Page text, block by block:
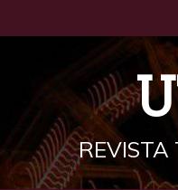
al
REVISTA